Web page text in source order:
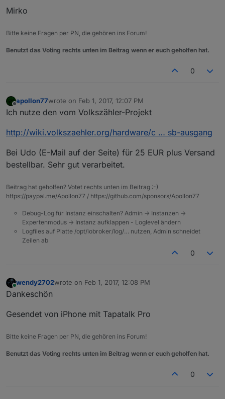
Mirko
Bitte keine Fragen per PN, die gehören ins Forum!
Benutzt das Voting rechts unten im Beitrag wenn er euch geholfen hat.
0
Offline
apollon77wrote on Feb 1, 2017, 12:07 PM
last edited by
Ich nutze den vom Volkszähler-Projekt
http://wiki.volkszaehler.org/hardware/c … sb-ausgang
Bei Udo (E-Mail auf der Seite) für 25 EUR plus Versand
bestellbar. Sehr gut verarbeitet.
Beitrag hat geholfen? Votet rechts unten im Beitrag :-)
https://paypal.me/Apollon77 / https://github.com/sponsors/Apollon77
Debug-Log für Instanz einschalten? Admin -> Instanzen ->
Expertenmodus -> Instanz aufklappen - Loglevel ändern
Logfiles auf Platte /opt/iobroker/log/… nutzen, Admin schneidet
Zeilen ab
0
Online
wendy2702wrote on Feb 1, 2017, 12:08 PM
last edited by
Dankeschön
Gesendet von iPhone mit Tapatalk Pro
Bitte keine Fragen per PN, die gehören ins Forum!
Benutzt das Voting rechts unten im Beitrag wenn er euch geholfen hat.
0